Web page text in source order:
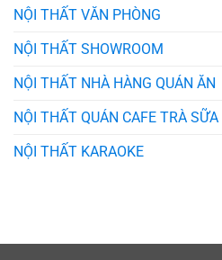
NỘI THẤT VĂN PHÒNG
NỘI THẤT SHOWROOM
NỘI THẤT NHÀ HÀNG QUÁN ĂN
NỘI THẤT QUÁN CAFE TRÀ SỮA
NỘI THẤT KARAOKE